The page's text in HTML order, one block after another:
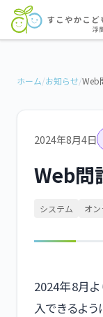
ホーム/お知らせ/Web
2024年8月4日
Web問
システム オ
2024年8月
入できるよう